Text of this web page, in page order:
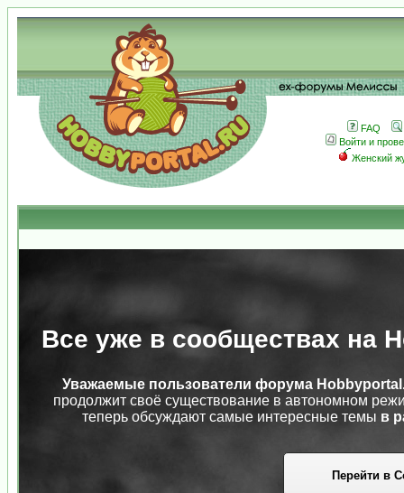
FAQ
Войти и
Женский
Все уже в сообществах на
Уважаемые пользователи форума
продолжит своё существование в автономном
теперь обсуждают самые интересные темы в
Перейти в